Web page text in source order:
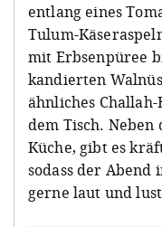
entlang eines
Tulum-
mit Erbsenpüree
kandierten
ähnliches
dem Tisch.
Küche, gibt es
sodass der
gerne laut und